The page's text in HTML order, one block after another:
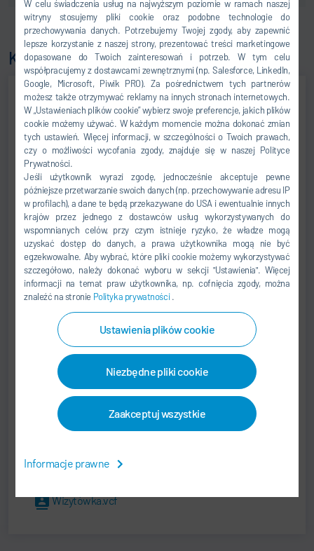
W celu świadczenia usług na najwyższym poziomie w ramach naszej
witryny stosujemy pliki cookie oraz podobne technologie do
przechowywania danych. Potrzebujemy Twojej zgody, aby zapewnić
lepsze korzystanie z naszej strony, prezentować treści marketingowe
dopasowane do Twoich zainteresowań i potrzeb. W tym celu
współpracujemy z dostawcami zewnętrznymi (np. Salesforce, LinkedIn,
Google, Microsoft, Piwik PRO). Za pośrednictwem tych partnerów
możesz także otrzymywać reklamy na innych stronach internetowych.
W „Ustawieniach plików cookie” wybierz swoje preferencje, jakich plików
cookie możemy używać. W każdym momencie można dokonać zmian
tych ustawień. Więcej informacji, w szczególności o Twoich prawach,
czy o możliwości wycofania zgody, znajduje się w naszej Polityce
Prywatności.
Jeśli użytkownik wyrazi zgodę, jednocześnie akceptuje pewne
późniejsze przetwarzanie swoich danych (np. przechowywanie adresu IP
w profilach), a dane te będą przekazywane do USA i ewentualnie innych
krajów przez jednego z dostawców usług wykorzystywanych do
wspomnianych celów, przy czym istnieje ryzyko, że władze mogą
uzyskać dostęp do danych, a prawa użytkownika mogą nie być
egzekwowalne. Aby wybrać, które pliki cookie możemy wykorzystywać
szczegółowo, należy dokonać wyboru w sekcji "Ustawienia". Więcej
informacji na temat praw użytkownika, np. cofnięcia zgody, można
znaleźć na stronie Polityka prywatności.
Ustawienia plików cookie
Niezbędne pliki cookie
Zaakceptuj wszystkie
Informacje prawne
Kontakt
Byungwook Lee
Managing Director
MANAGEMENT
+82 2 6480-1000
byungwook.lee@durr.com
Dürr Korea Inc.
20F., D-Cube City 662, Gyeongin-ro, Guro-gu
08209 Seoul
Republika Korei
Wizytówka.vcf